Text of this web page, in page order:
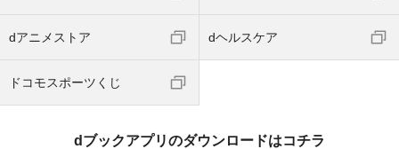
dアニメストア dヘルスケア
ドコモスポーツくじ
dブックアプリのダウンロードはコチラ